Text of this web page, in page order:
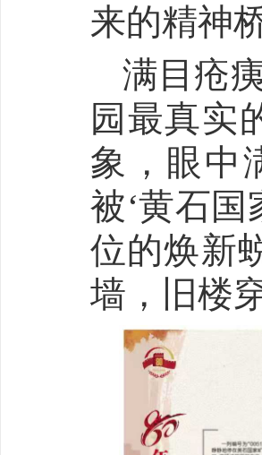
来的精神
满目疮
园最真实
象，眼中
被‘黄石
位的焕新
墙，旧楼